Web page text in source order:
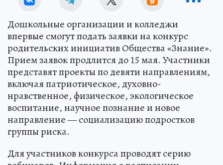
Дошкольные организации и колледжи
впервые смогут подать заявки на конкурс
родительских инициатив Общества «Знание».
Прием заявок продлится до 15 мая. Участники
представят проекты по девяти направлениям,
включая патриотическое, духовно-
нравственное, физическое, экологическое
воспитание, научное познание и новое
направление — социализацию подростков
группы риска.
Для участников конкурса проводят серию